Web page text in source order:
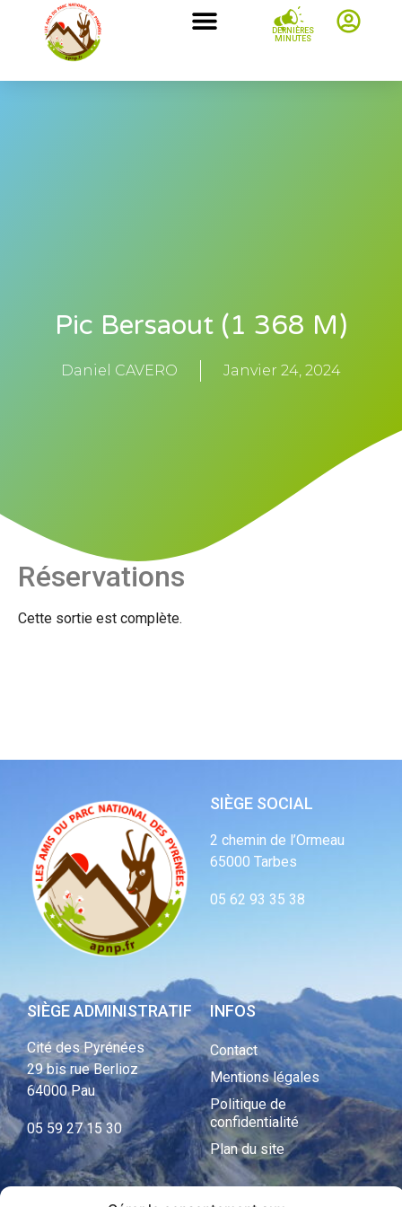
DERNIÈRES
MINUTES
Pic Bersaout (1 368 M)
Daniel CAVERO Janvier 24, 2024
Réservations
Cette sortie est complète.
SIÈGE SOCIAL
2 chemin de l’Ormeau
65000 Tarbes
05 62 93 35 38
SIÈGE ADMINISTRATIF
Cité des Pyrénées
29 bis rue Berlioz
64000 Pau
05 59 27 15 30
INFOS
Contact
Mentions légales
Politique de
confidentialité
Plan du site